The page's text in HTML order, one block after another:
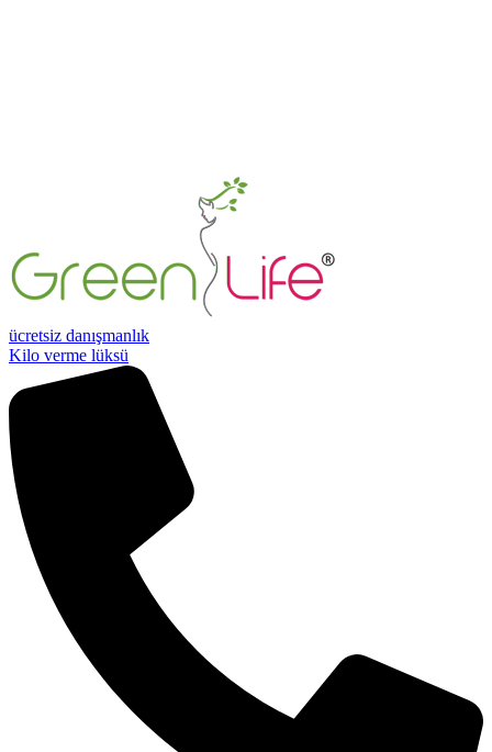
ücretsiz danışmanlık
Kilo verme lüksü